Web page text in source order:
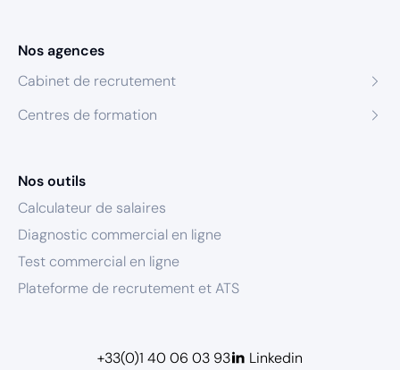
Nos agences
Cabinet de recrutement
Centres de formation
Nos outils
Calculateur de salaires
Diagnostic commercial en ligne
Test commercial en ligne
Plateforme de recrutement et ATS
+33(0)1 40 06 03 93 Linkedin